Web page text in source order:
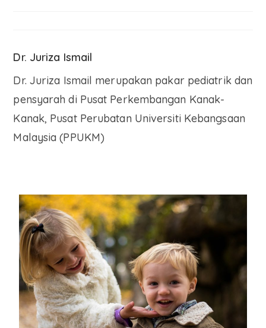
Dr. Juriza Ismail
Dr. Juriza Ismail merupakan pakar pediatrik dan
pensyarah di Pusat Perkembangan Kanak-
Kanak, Pusat Perubatan Universiti Kebangsaan
Malaysia (PPUKM)